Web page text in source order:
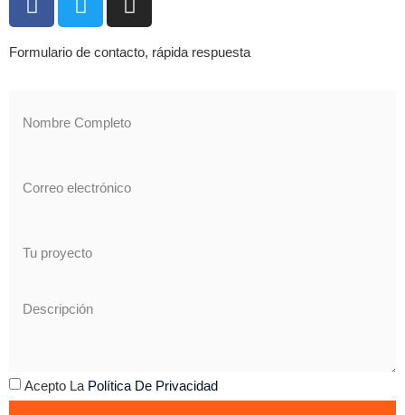
Formulario de contacto, rápida respuesta
Acepto La Política De Privacidad